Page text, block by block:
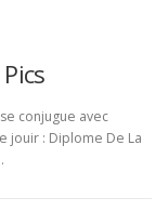
conjugue avec
jouir : Diplome De La